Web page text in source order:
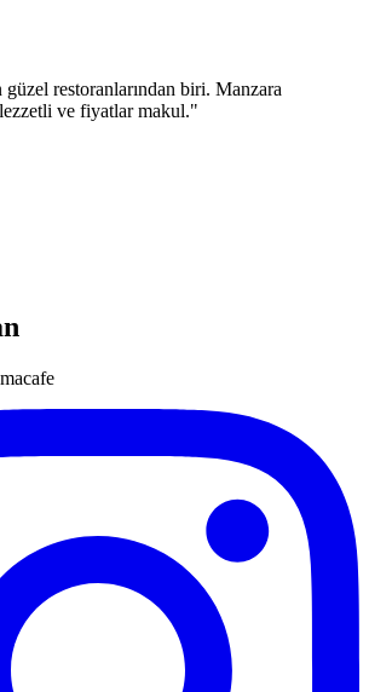
günler için ideal. Servis kalitesi mükemmel.
paha biçilemez."